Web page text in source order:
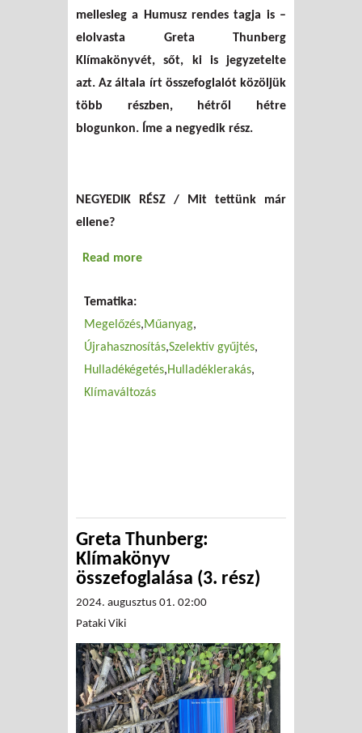
mellesleg a Humusz rendes tagja is –
elolvasta Greta Thunberg
Klímakönyvét, sőt, ki is jegyzetelte
azt. Az általa írt összefoglalót közöljük
több részben, hétről hétre
blogunkon. Íme a negyedik rész.
NEGYEDIK RÉSZ / Mit tettünk már
ellene?
Read more
Tematika:
Megelőzés Műanyag
Újrahasznosítás Szelektív gyűjtés
Hulladékégetés Hulladéklerakás
Klímaváltozás
Greta Thunberg:
Klímakönyv
összefoglalása (3. rész)
2024. augusztus 01. 02:00
Pataki Viki